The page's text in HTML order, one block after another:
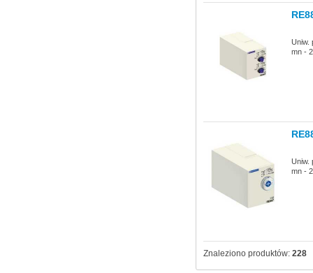
Uniw.
mn -
Uniw.
mn -
Znaleziono produktów: 228